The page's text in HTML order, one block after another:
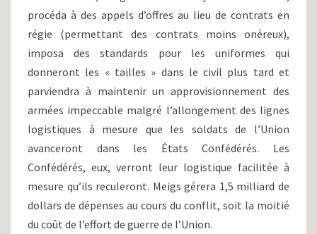
procéda à des appels d’offres au lieu de contrats en
régie (permettant des contrats moins onéreux),
imposa des standards pour les uniformes qui
donneront les « tailles » dans le civil plus tard et
parviendra à maintenir un approvisionnement des
armées impeccable malgré l’allongement des lignes
logistiques à mesure que les soldats de l’Union
avanceront dans les États Confédérés. Les
Confédérés, eux, verront leur logistique facilitée à
mesure qu’ils reculeront. Meigs gérera 1,5 milliard de
dollars de dépenses au cours du conflit, soit la moitié
du coût de l’effort de guerre de l’Union.